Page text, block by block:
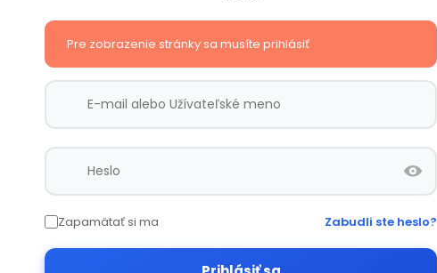
Pre zobrazenie stránky sa musíte prihlásiť
Zapamätať si ma Zabudli ste heslo?